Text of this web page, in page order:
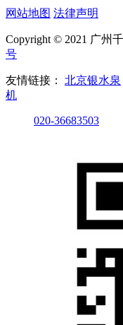
网站地图 法律声明
Copyright © 2021 广州
号
友情链接： 北京银水泉
机
020-36683503